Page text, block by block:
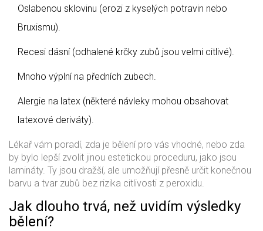
Oslabenou sklovinu (erozi z kyselých potravin nebo
Bruxismu).
Recesi dásní (odhalené krčky zubů jsou velmi citlivé).
Mnoho výplní na předních zubech.
Alergie na latex (některé návleky mohou obsahovat
latexové deriváty).
Lékař vám poradí, zda je bělení pro vás vhodné, nebo zda
by bylo lepší zvolit jinou estetickou proceduru, jako jsou
lamináty. Ty jsou dražší, ale umožňují přesně určit konečnou
barvu a tvar zubů bez rizika citlivosti z peroxidu.
Jak dlouho trvá, než uvidím výsledky
bělení?